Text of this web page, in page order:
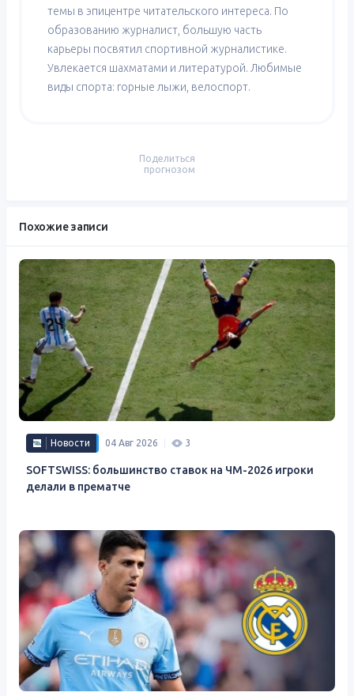
темы в эпицентре читательского интереса. По
образованию журналист, большую часть
карьеры посвятил спортивной журналистике.
Увлекается шахматами и литературой. Любимые
виды спорта: горные лыжи, велоспорт.
Поделиться
прогнозом
Похожие записи
Новости 04 Авг 2026 3
SOFTSWISS: большинство ставок на ЧМ-2026 игроки
делали в прематче